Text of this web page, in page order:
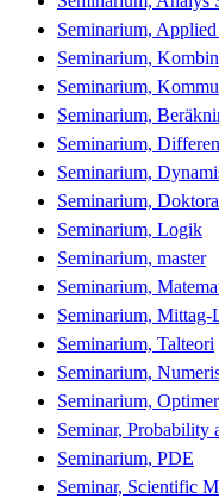
Seminarium,
Seminarium,
Seminarium,
Seminarium,
Seminarium,
Seminarium,
Seminarium,
Seminarium, Logik
Seminarium, master
Seminarium,
Seminarium, Mittag-
Seminarium, Talteori
Seminarium,
Seminarium,
Seminar, Probability
Seminarium, PDE
Seminar, Scientific